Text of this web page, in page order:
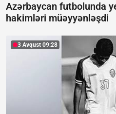
Azərbaycan futbolunda
hakimləri müəyyənləşdi
3 Avqust 09:28